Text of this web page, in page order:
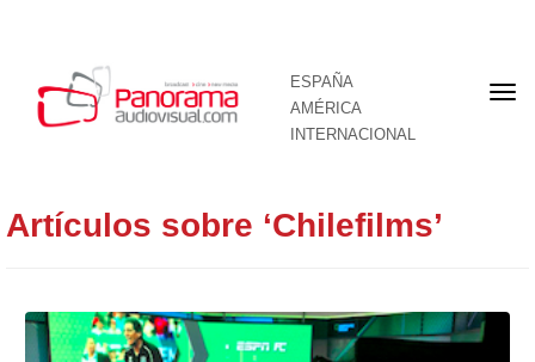
ESPAÑA
AMÉRICA
INTERNACIONAL
Artículos sobre ‘Chilefilms’